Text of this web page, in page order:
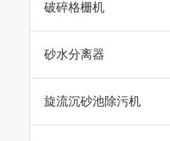
破碎格栅机
砂水分离器
旋流沉砂池除污机